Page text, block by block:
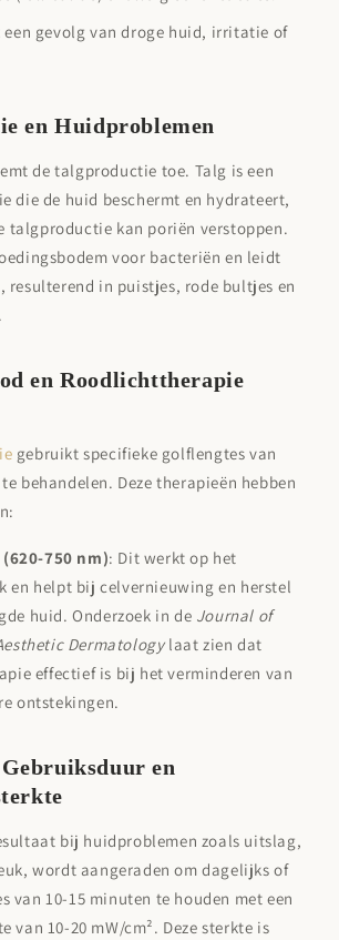
een gevolg van droge huid, irritatie of
en Huidproblemen
de talgproductie toe. Talg is een
die de huid beschermt en hydrateert,
talgproductie kan poriën verstoppen.
voor bacteriën en leidt
resulterend in puistjes, rode bultjes en
en Roodlichttherapie
gebruikt specifieke golflengtes van
behandelen. Deze therapieën hebben
750 nm): Dit werkt op het
en helpt bij celvernieuwing en herstel
huid. Onderzoek in de Journal of
Dermatologylaat zien dat
effectief is bij het verminderen van
ontstekingen.
en
bij huidproblemen zoals uitslag,
wordt aangeraden om dagelijks of
van 10-15 minuten te houden met een
van 10-20 mW/cm². Deze sterkte is